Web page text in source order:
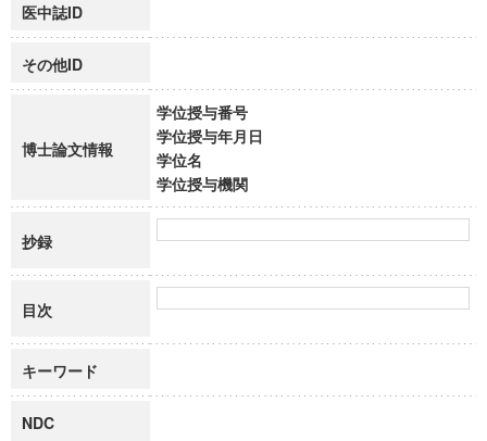
医中誌ID
その他ID
博士論文情報
学位授与番号
学位授与年月日
学位名
学位授与機関
抄録
目次
キーワード
NDC